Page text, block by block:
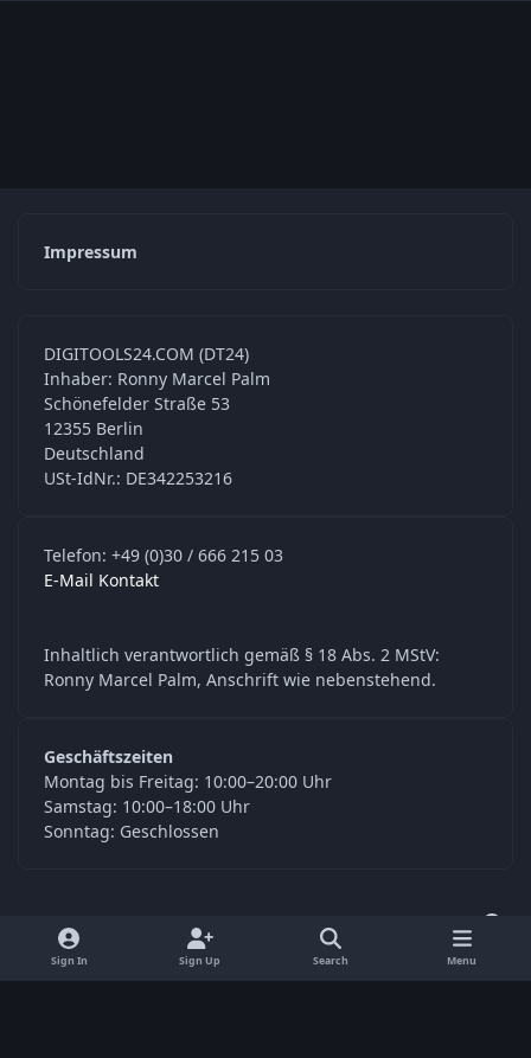
Impressum
DIGITOOLS24.COM (DT24)
Inhaber: Ronny Marcel Palm
Schönefelder Straße 53
12355 Berlin
Deutschland
USt-IdNr.: DE342253216
Telefon: +49 (0)30 / 666 215 03
E-Mail Kontakt
Inhaltlich verantwortlich gemäß § 18 Abs. 2 MStV:
Ronny Marcel Palm, Anschrift wie nebenstehend.
Geschäftszeiten
Montag bis Freitag: 10:00–20:00 Uhr
Samstag: 10:00–18:00 Uhr
Sonntag: Geschlossen
a
c
Language Privacy Policy Contact Us
Cookies
Sign In Sign Up Search Menu